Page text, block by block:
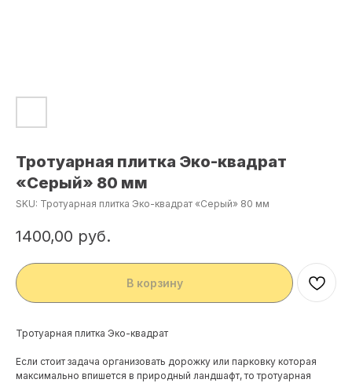
Тротуарная плитка Эко-квадрат
«Серый» 80 мм
SKU: Тротуарная плитка Эко-квадрат «Серый» 80 мм
1400,00 руб.
В корзину
Тротуарная плитка Эко-квадрат
Если стоит задача организовать дорожку или парковку которая
максимально впишется в природный ландшафт, то тротуарная